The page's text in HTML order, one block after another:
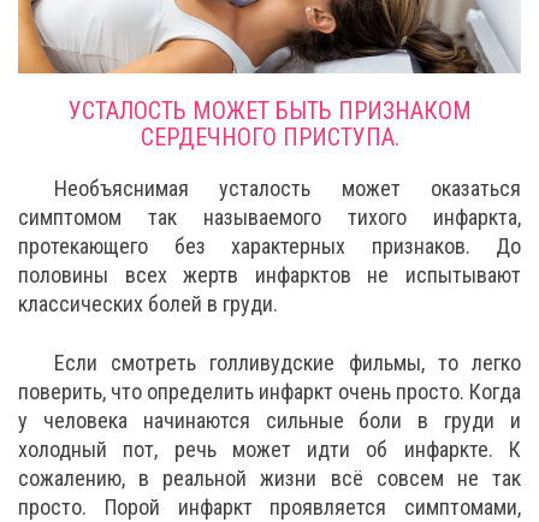
УСТАЛОСТЬ МОЖЕТ БЫТЬ ПРИЗНАКОМ
СЕРДЕЧНОГО ПРИСТУПА.
Необъяснимая усталость может оказаться
симптомом так называемого тихого инфаркта,
протекающего без характерных признаков. До
половины всех жертв инфарктов не испытывают
классических болей в груди.
Если смотреть голливудские фильмы, то легко
поверить, что определить инфаркт очень просто. Когда
у человека начинаются сильные боли в груди и
холодный пот, речь может идти об инфаркте. К
сожалению, в реальной жизни всё совсем не так
просто. Порой инфаркт проявляется симптомами,